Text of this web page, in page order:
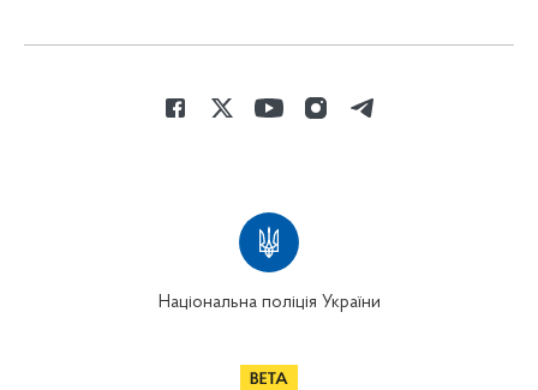
Національна поліція України